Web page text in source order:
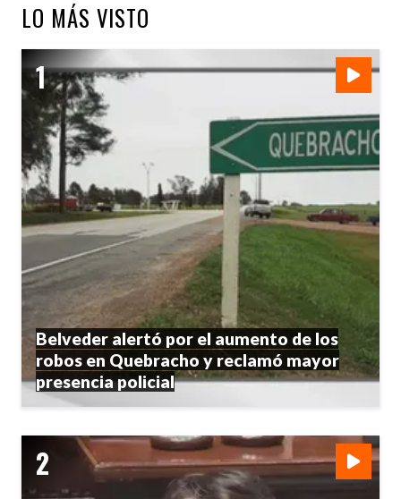
LO MÁS VISTO
Belveder alertó por el aumento de los
robos en Quebracho y reclamó mayor
presencia policial